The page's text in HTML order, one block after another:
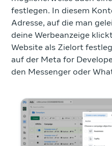
festlegen. In diesem
Adresse, auf die man
deine Werbeanzeige
Website als Zielort
auf der Meta for
den Messenger oder